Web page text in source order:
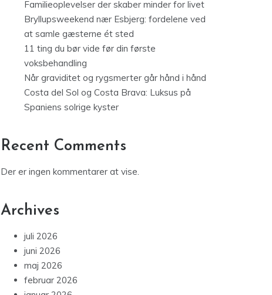
Familieoplevelser der skaber minder for livet
Bryllupsweekend nær Esbjerg: fordelene ved
at samle gæsterne ét sted
11 ting du bør vide før din første
voksbehandling
Når graviditet og rygsmerter går hånd i hånd
Costa del Sol og Costa Brava: Luksus på
Spaniens solrige kyster
Recent Comments
Der er ingen kommentarer at vise.
Archives
juli 2026
juni 2026
maj 2026
februar 2026